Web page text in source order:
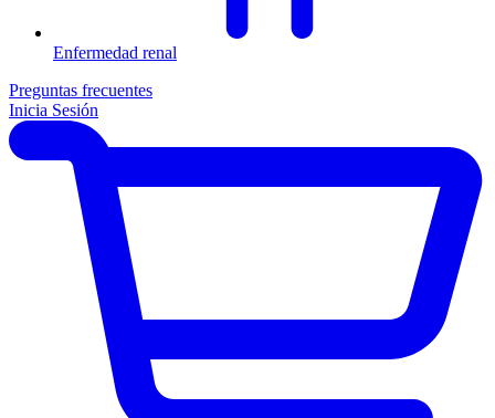
Enfermedad renal
Preguntas frecuentes
Inicia Sesión